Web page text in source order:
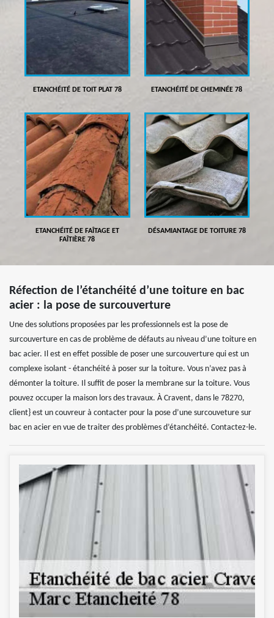
ETANCHÉITÉ DE TOIT PLAT 78 ETANCHÉITÉ DE CHEMINÉE 78
ETANCHÉITÉ DE FAÎTAGE ET
FAÎTIÈRE 78
DÉSAMIANTAGE DE TOITURE 78
Réfection de l’étanchéité d’une toiture en bac
acier : la pose de surcouverture
Une des solutions proposées par les professionnels est la pose de
surcouverture en cas de problème de défauts au niveau d’une toiture en
bac acier. Il est en effet possible de poser une surcouverture qui est un
complexe isolant - étanchéité à poser sur la toiture. Vous n’avez pas à
démonter la toiture. Il suffit de poser la membrane sur la toiture. Vous
pouvez occuper la maison lors des travaux. À Cravent, dans le 78270,
client} est un couvreur à contacter pour la pose d’une surcouveture sur
bac en acier en vue de traiter des problèmes d’étanchéité. Contactez-le.